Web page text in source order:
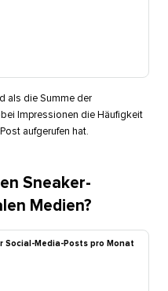
als die Summe der
Impressionen die Häufigkeit
aufgerufen hat.​​
Sneaker-
Medien?​​
Social-Media-Posts pro Monat​​